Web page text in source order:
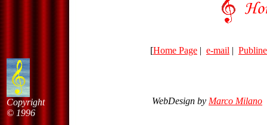
[Home Page | e-mail |
Copyright
© 1996
WebDesign by Marco Milano